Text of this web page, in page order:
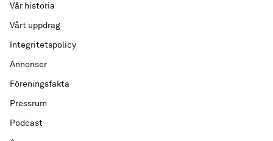
Vår historia
Vårt uppdrag
Integritetspolicy
Annonser
Föreningsfakta
Pressrum
Podcast